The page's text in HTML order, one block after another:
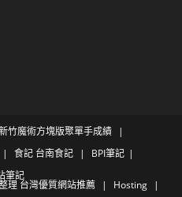
竹魔術方塊版聚單手成績
食記 台南食記
BPI筆記
筆記
理 台灣優質網站推薦 Hosting